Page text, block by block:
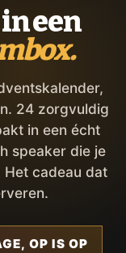
een
24 zorgvuldig
in een écht
speaker die je
Het cadeau dat
OP IS OP